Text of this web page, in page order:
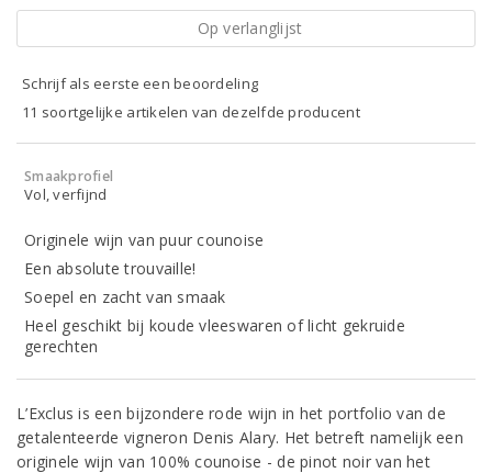
Op verlanglijst
Schrijf als eerste een beoordeling
11 soortgelijke artikelen van dezelfde producent
Smaakprofiel
Vol, verfijnd
Originele wijn van puur counoise
Een absolute trouvaille!
Soepel en zacht van smaak
Heel geschikt bij koude vleeswaren of licht gekruide
gerechten
L’Exclus is een bijzondere rode wijn in het portfolio van de
getalenteerde vigneron Denis Alary. Het betreft namelijk een
originele wijn van 100% counoise - de pinot noir van het